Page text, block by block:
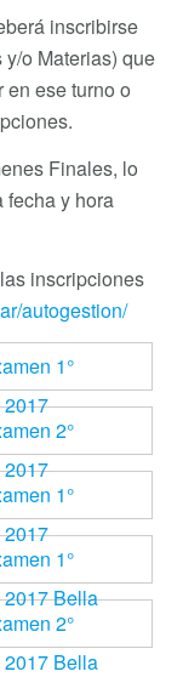
inscribirse
o Materias) que
ese turno o
Finales, lo
fecha y hora
inscripciones
autogestion/
1°
2°
1°
1°
Bella
2°
Bella